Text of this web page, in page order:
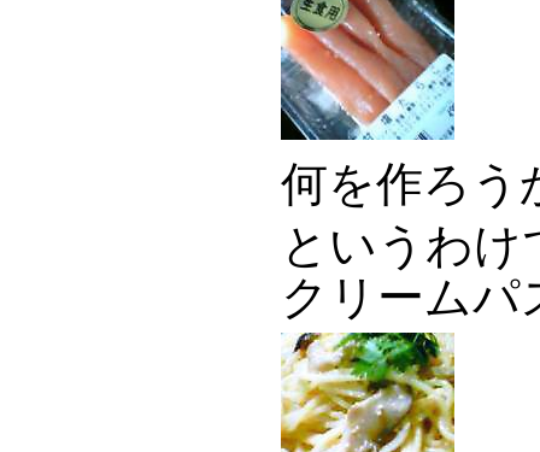
何を作ろう
というわ
クリームパ